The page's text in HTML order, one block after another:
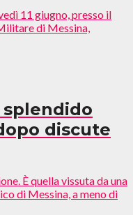
11 giugno, presso il
di Messina,
splendido
discute
È quella vissuta da una
di Messina, a meno di